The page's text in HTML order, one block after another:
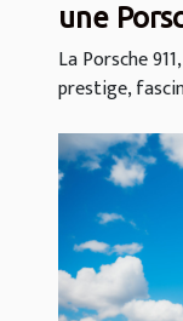
une
La Porsche
prestige,